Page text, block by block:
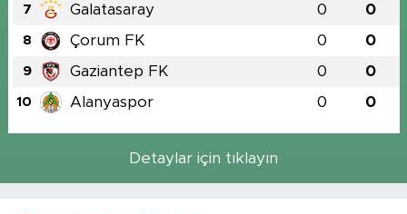
7 Galatasaray 0 0
8 Çorum FK 0 0
9 Gaziantep FK 0 0
10 Alanyaspor 0 0
Detaylar için tıklayın